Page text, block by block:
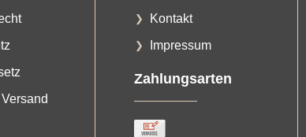
Kontakt
Impressum
Zahlungsarten